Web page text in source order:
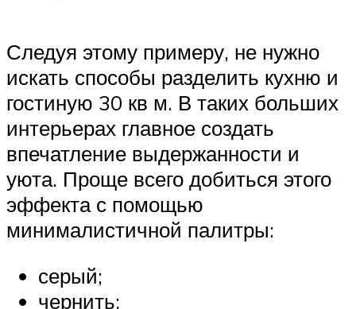
Следуя этому примеру, не нужно
искать способы разделить кухню и
гостиную 30 кв м. В таких больших
интерьерах главное создать
впечатление выдержанности и
уюта. Проще всего добиться этого
эффекта с помощью
минималистичной палитры:
серый;
чернить;